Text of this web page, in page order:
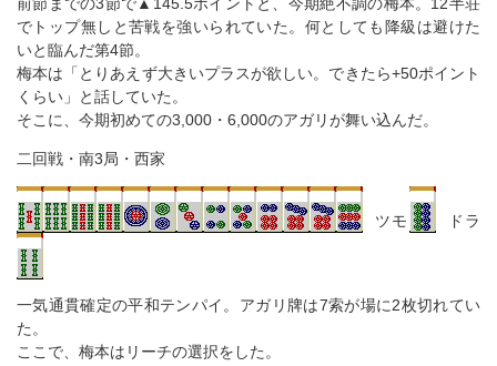
前節までの3節で▲145.5ポイントと、今期絶不調の梅本。12半荘
でトップ無しと苦戦を強いられていた。何としても降級は避けた
いと臨んだ第4節。
梅本は「とりあえず大きいプラスが欲しい。できたら+50ポイント
くらい」と話していた。
そこに、今期初めての3,000・6,000のアガリが舞い込んだ。
二回戦・南3局・西家
ツモ ドラ
一気通貫確定の平和テンパイ。アガリ牌は7索が場に2枚切れてい
た。
ここで、梅本はリーチの選択をした。